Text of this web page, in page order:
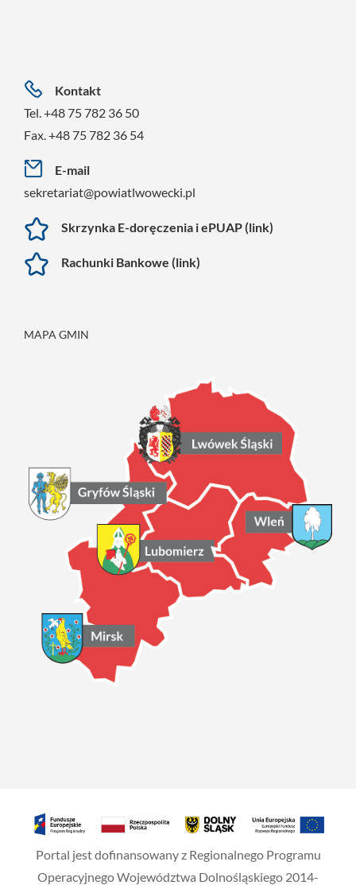
Kontakt
Tel. +48 75 782 36 50
Fax. +48 75 782 36 54
E-mail
sekretariat@powiatlwowecki.pl
Skrzynka E-doręczenia i ePUAP (link)
Rachunki Bankowe (link)
MAPA GMIN
Portal jest dofinansowany z Regionalnego Programu
Operacyjnego Województwa Dolnośląskiego 2014-